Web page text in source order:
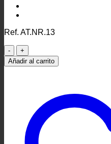
Ref. AT.NR.13
Adorno
Navidad
#23
Añadir al carrito